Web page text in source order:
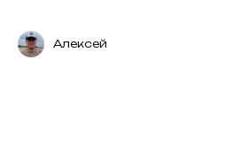
Алексей